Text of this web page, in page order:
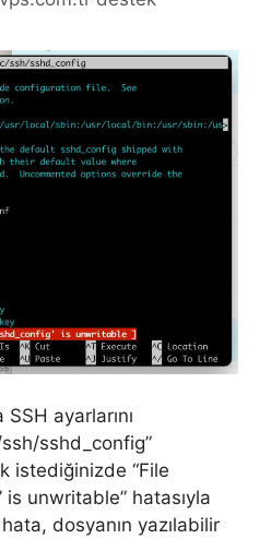
ayarlarını
sshd_config”
istediğinizde “File
is unwritable” hatasıyla
dosyanın yazılabilir